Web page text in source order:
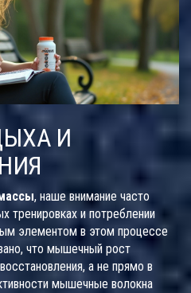
И
, наше внимание часто
тренировках и потреблении
элементом в этом процессе
что мышечный рост
а не прямо в
мышечные волокна